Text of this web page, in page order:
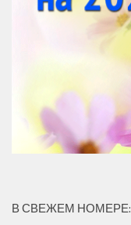
В СВЕЖЕМ НОМЕРЕ: